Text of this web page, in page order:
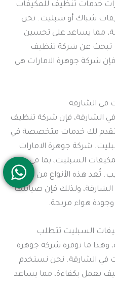
خدمات تنظيف للمكيفات
شباك أو سبليت. نحن
مما يساعد على تحسين
تبحث عن شركة تنظيف
شركة جوهرة الامارات هي
في الشارقة
الشارقة، فإن شركة تنظيف
تقدم لك خدمات متخصصة في
شركة جوهرة الامارات
السبليت، بما في ذلك
تُعد هذه الأنواع من
ولذلك فإن صيانتها
هواء مريحة.
السبليت تتطلب
وهذا ما توفره شركة جوهرة
في الشارقة. نحن نستخدم
يعمل بكفاءة، مما يساعد